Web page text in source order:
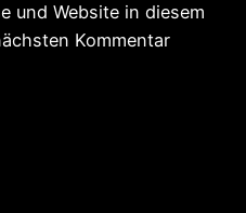
und Website in diesem
Kommentar